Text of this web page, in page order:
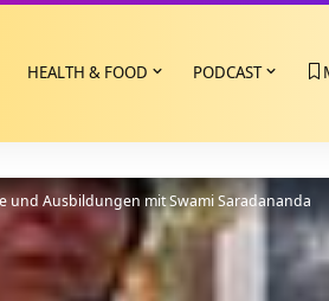
HEALTH & FOOD PODCAST
und Ausbildungen mit Swami Saradananda